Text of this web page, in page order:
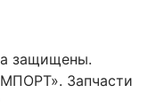
защищены.
Запчасти